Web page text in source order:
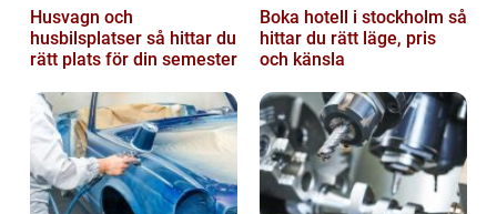
Husvagn och
husbilsplatser så hittar du
rätt plats för din semester
Boka hotell i stockholm så
hittar du rätt läge, pris
och känsla